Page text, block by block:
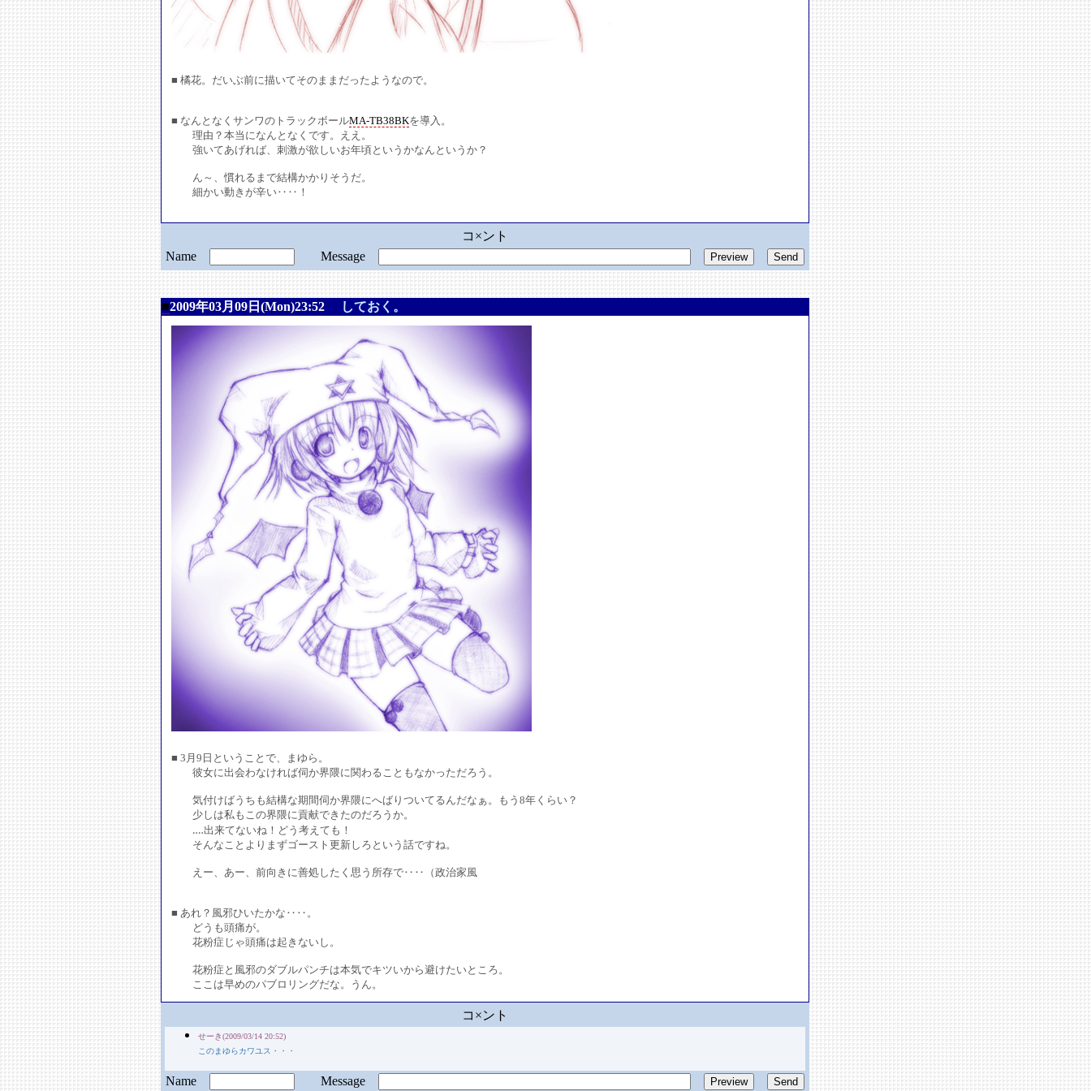
■ 橘花。だいぶ前に描いてそのままだったようなので。
■ なんとなくサンワのトラックボールMA-TB38BKを導入。
理由？本当になんとなくです。ええ。
強いてあげれば、刺激が欲しいお年頃というかなんというか？
ん～、慣れるまで結構かかりそうだ。
細かい動きが辛い‥‥！
コ×ント
Name
Message
■2009年03月09日(Mon)23:52 しておく。
■ 3月9日ということで、まゆら。
彼女に出会わなければ伺か界隈に関わることもなかっただろう。
気付けばうちも結構な期間伺か界隈にへばりついてるんだなぁ。もう8年くらい？
少しは私もこの界隈に貢献できたのだろうか。
‥‥出来てないね！どう考えても！
そんなことよりまずゴースト更新しろという話ですね。
えー、あー、前向きに善処したく思う所存で‥‥（政治家風
■ あれ？風邪ひいたかな‥‥。
どうも頭痛が。
花粉症じゃ頭痛は起きないし。
花粉症と風邪のダブルパンチは本気でキツいから避けたいところ。
ここは早めのパブロリングだな。うん。
コ×ント
せーき(2009/03/14 20:52)
このまゆらカワユス・・・
Name Message